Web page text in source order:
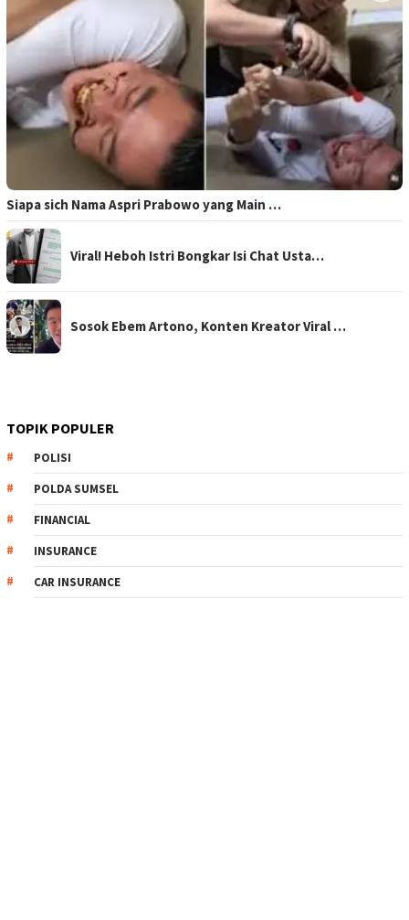
Siapa sich Nama Aspri Prabowo yang Main …
Viral! Heboh Istri Bongkar Isi Chat Usta…
Sosok Ebem Artono, Konten Kreator Viral …
TOPIK POPULER
POLISI
POLDA SUMSEL
FINANCIAL
INSURANCE
CAR INSURANCE